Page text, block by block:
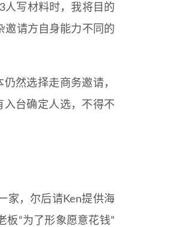
人写材料时，我将目的
邀请方自身能力不同的
然选择走商务邀请，
台确定人选，不得不
家，尔后请Ken提供海
“为了形象愿意花钱”